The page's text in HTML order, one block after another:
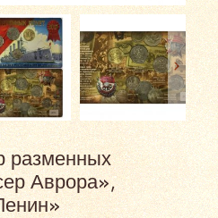
разменных
Аврора»,